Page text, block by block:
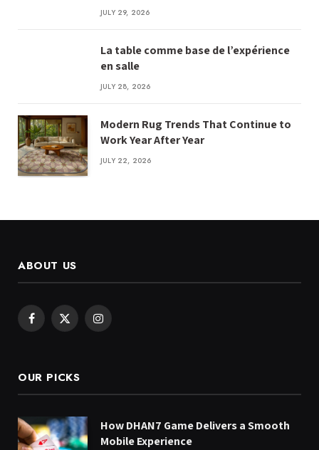
JULY 29, 2026
La table comme base de l’expérience
en salle
JULY 28, 2026
Modern Rug Trends That Continue to
Work Year After Year
JULY 22, 2026
ABOUT US
Facebook
X
Instagram
OUR PICKS
How DHAN7 Game Delivers a Smooth
Mobile Experience